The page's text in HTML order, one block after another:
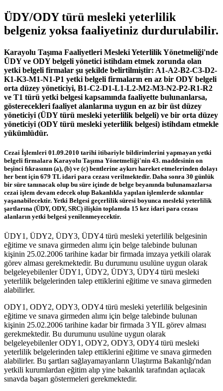
ÜDY/ODY türü mesleki yeterlilik
belgeniz yoksa faaliyetiniz durdurulabilir.
Karayolu Taşıma Faaliyetleri Mesleki Yeterlilik Yönetmeliği'nde
ÜDY ve ODY belgeli yönetici istihdam etmek zorunda olan
yetki belgeli firmalar şu şekilde belirtilmiştir: A1-A2-B2-C3-D2-
K1-K3-M1-N1-P1 yetki belgeli firmaların en az bir ODY belgeli
orta düzey yöneticiyi, B1-C2-D1-L1-L2-M2-M3-N2-P2-R1-R2
ve T1 türü yetki belgesi kapsamında faaliyette bulunanlarsa,
gösterecekleri faaliyet alanlarına uygun en az bir üst düzey
yöneticiyi (ÜDY türü mesleki yeterlilik belgeli) ve bir orta düzey
yöneticiyi (ODY türü mesleki yeterlilik belgesi) istihdam etmekle
yükümlüdür.
Cezai İşlemleri 01.09.2010 tarihi itibariyle bildirimlerini yapmayan yetki
belgeli firmalara Karayolu Taşıma Yönetmeliği'nin 43. maddesinin on
beşinci fıkrasının (a), (b) ve (c) bentlerine aykırı hareket etmelerinden dolayı
her bent için 679 TL idari para cezası verilmektedir. Daha sonra 30 günlük
bir süre tanınacak olup bu süre içinde de belge beyanında bulunamazlarsa
cezai işlem devam edecek olup Bakanlıkla yapılan işlemlerde sıkıntılar
yaşanabilecektir. Yetki Belgesi geçerlilik süresi boyunca mesleki yeterlilik
şartlarına (ÜDY, ODY, SRC) ilişkin toplamda 15 kez idari para cezası
alanların yetki belgesi yenilenmeyecektir.
ÜDY1, ÜDY2, ÜDY3, ÜDY4 türü mesleki yeterlilik belgesinin
eğitime ve sınava girmeden alımı için belge talebinde bulunan
kişinin 25.02.2006 tarihine kadar bir firmada imzaya yetkili olarak
görev alması gerekmektedir. Bu durumunu usulüne uygun olarak
belgeleyebilenler ÜDY1, ÜDY2, ÜDY3, ÜDY4 türü mesleki
yeterlilik belgelerinden talep ettiklerini eğitime ve sınava girmeden
alabilirler.
ODY1, ODY2, ODY3, ODY4 türü mesleki yeterlilik belgesinin
eğitime ve sınava girmeden alımı için belge talebinde bulunan
kişinin 25.02.2006 tarihine kadar bir firmada 3 YIL görev alması
gerekmektedir. Bu durumunu usulüne uygun olarak
belgeleyebilenler ODY1, ODY2, ODY3, ODY4 türü mesleki
yeterlilik belgelerinden talep ettiklerini eğitime ve sınava girmeden
alabilirler. Bu şartları sağlayamayanların Ulaştırma Bakanlığı'ndan
yetkili kurumlardan eğitim alıp yine bakanlık tarafından açılacak
sınavda başarı göstermeleri gerekmektedir.